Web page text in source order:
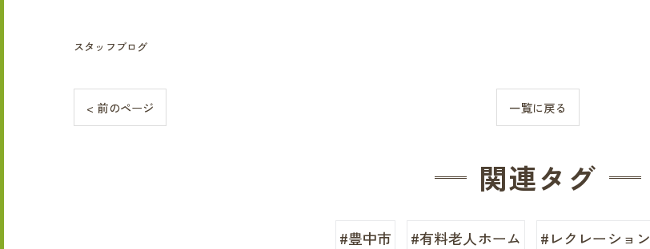
スタッフブログ
< 前のページ 一覧に戻る
関連タグ
#豊中市 #有料老人ホーム #レクレーション